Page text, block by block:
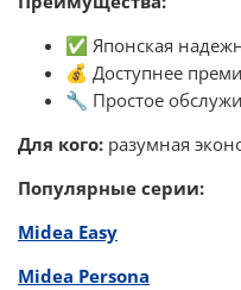
✅ Японская
💰 Доступнее
🔧 Простое
Для кого: разумная
Популярные серии:
Midea Easy
Midea Persona